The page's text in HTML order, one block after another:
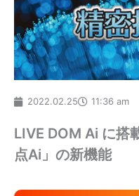
2022.02.25 11:36 am
LIVE DOM Ai に搭
点Ai」の新機能